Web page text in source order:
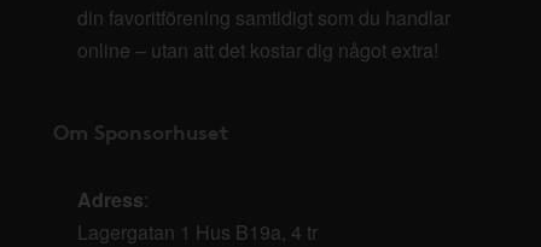
din favoritförening samtidigt som du handlar
online – utan att det kostar dig något extra!
Om Sponsorhuset
Adress:
Lagergatan 1 Hus B19a, 4 tr